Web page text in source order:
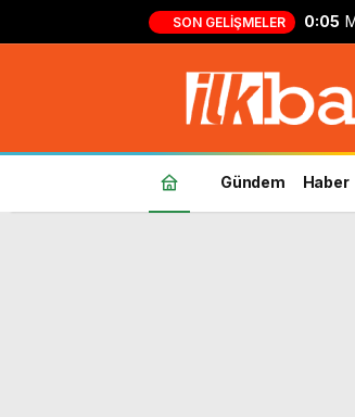
SON GELIŞMELER 0:05
Gündem Haber